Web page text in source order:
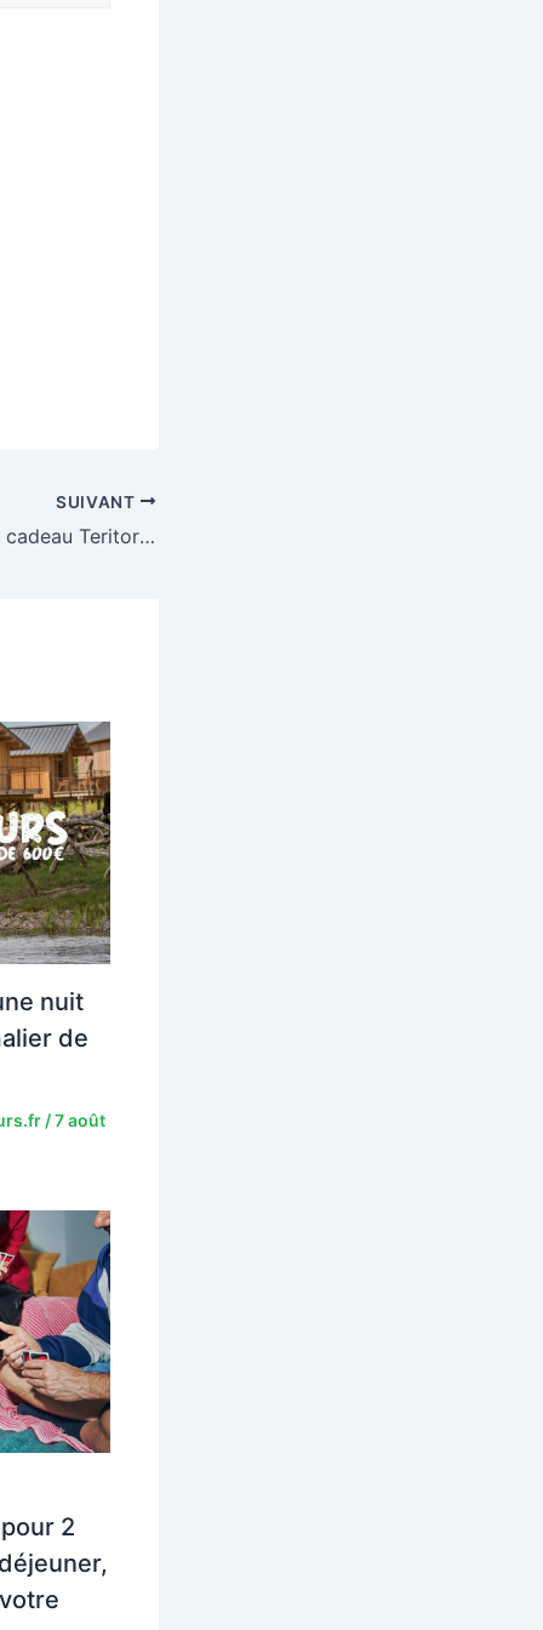
SUIVANT
Gagnez une carte cadeau Teritoria de 200€, parfait pour un week-end ailleurs !
nuit
de
/7 août
2